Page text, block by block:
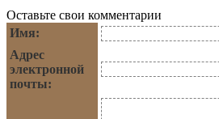
Оставьте свои комментарии
Имя:
Адрес
электронной
почты: